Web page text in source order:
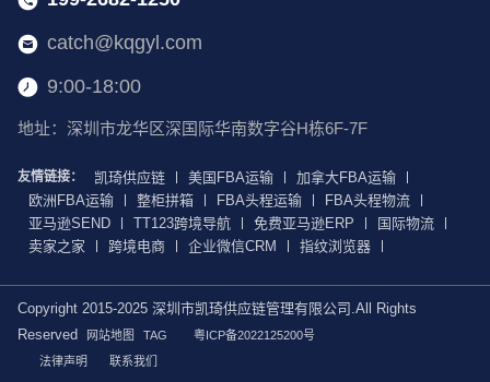
catch@kqgyl.com
9:00-18:00
地址：深圳市龙华区深国际华南数字谷H栋6F-7F
友情链接： 凯琦供应链 美国FBA运输
加拿大FBA运输
欧洲FBA运输
整柜拼箱 FBA头程运输
FBA头程物流
亚马逊SEND
TT123跨境导航 免费亚马逊ERP
国际物流
卖家之家
跨境电商 企业微信CRM 指纹浏览器
Copyright 2015-2025 深圳市凯琦供应链管理有限公司.All Rights
Reserved
网站地图 TAG
粤ICP备2022125200号
法律声明
联系我们